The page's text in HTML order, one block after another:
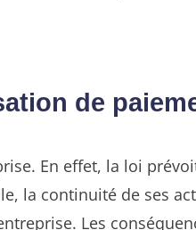
de
En effet, la loi
la continuité de ses
Les